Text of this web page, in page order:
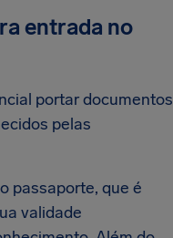
entrada no
portar documentos
pelas
passaporte, que é
validade